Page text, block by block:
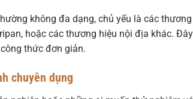
không đa dạng, chủ yếu là các
hoặc các thương hiệu nội địa khác.
thức đơn giản.
chuyên dụng